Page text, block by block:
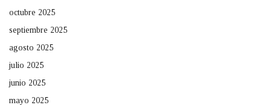
octubre 2025
septiembre 2025
agosto 2025
julio 2025
junio 2025
mayo 2025